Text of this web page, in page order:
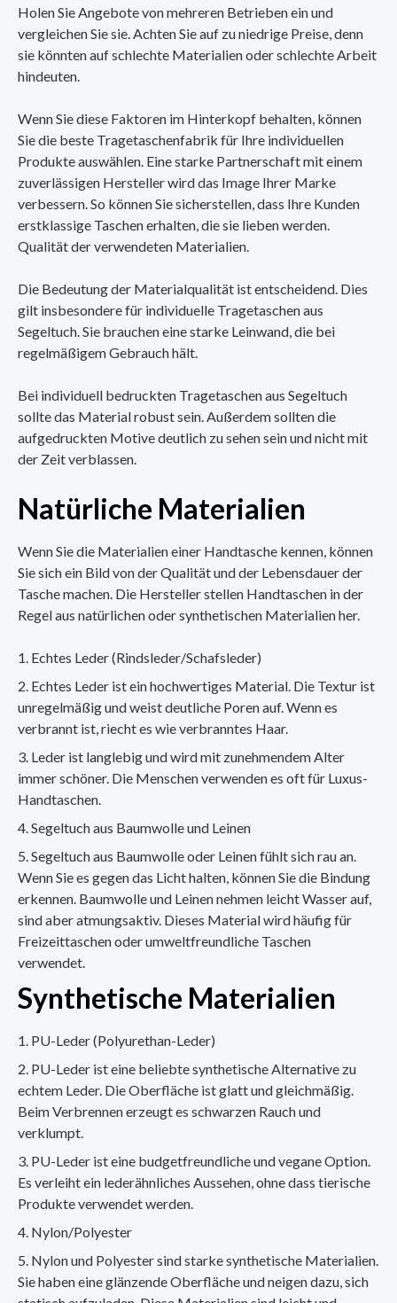
Holen Sie Angebote von mehreren Betrieben ein und
vergleichen Sie sie. Achten Sie auf zu niedrige Preise, denn
sie könnten auf schlechte Materialien oder schlechte Arbeit
hindeuten.
Wenn Sie diese Faktoren im Hinterkopf behalten, können
Sie die beste Tragetaschenfabrik für Ihre individuellen
Produkte auswählen. Eine starke Partnerschaft mit einem
zuverlässigen Hersteller wird das Image Ihrer Marke
verbessern. So können Sie sicherstellen, dass Ihre Kunden
erstklassige Taschen erhalten, die sie lieben werden.
Qualität der verwendeten Materialien.
Die Bedeutung der Materialqualität ist entscheidend. Dies
gilt insbesondere für individuelle Tragetaschen aus
Segeltuch. Sie brauchen eine starke Leinwand, die bei
regelmäßigem Gebrauch hält.
Bei individuell bedruckten Tragetaschen aus Segeltuch
sollte das Material robust sein. Außerdem sollten die
aufgedruckten Motive deutlich zu sehen sein und nicht mit
der Zeit verblassen.
Natürliche Materialien
Wenn Sie die Materialien einer Handtasche kennen, können
Sie sich ein Bild von der Qualität und der Lebensdauer der
Tasche machen. Die Hersteller stellen Handtaschen in der
Regel aus natürlichen oder synthetischen Materialien her.
Echtes Leder (Rindsleder/Schafsleder)
Echtes Leder ist ein hochwertiges Material. Die Textur ist
unregelmäßig und weist deutliche Poren auf. Wenn es
verbrannt ist, riecht es wie verbranntes Haar.
Leder ist langlebig und wird mit zunehmendem Alter
immer schöner. Die Menschen verwenden es oft für Luxus-
Handtaschen.
Segeltuch aus Baumwolle und Leinen
Segeltuch aus Baumwolle oder Leinen fühlt sich rau an.
Wenn Sie es gegen das Licht halten, können Sie die Bindung
erkennen. Baumwolle und Leinen nehmen leicht Wasser auf,
sind aber atmungsaktiv. Dieses Material wird häufig für
Freizeittaschen oder umweltfreundliche Taschen
verwendet.
Synthetische Materialien
PU-Leder (Polyurethan-Leder)
PU-Leder ist eine beliebte synthetische Alternative zu
echtem Leder. Die Oberfläche ist glatt und gleichmäßig.
Beim Verbrennen erzeugt es schwarzen Rauch und
verklumpt.
PU-Leder ist eine budgetfreundliche und vegane Option.
Es verleiht ein lederähnliches Aussehen, ohne dass tierische
Produkte verwendet werden.
Nylon/Polyester
Nylon und Polyester sind starke synthetische Materialien.
Sie haben eine glänzende Oberfläche und neigen dazu, sich